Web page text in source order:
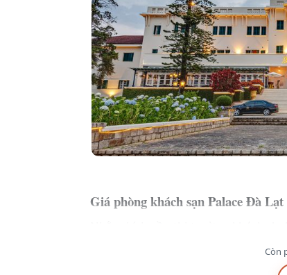
Giá phòng khách sạn Palace Đà
qúy khách giá phòng khuyến mãiCòn